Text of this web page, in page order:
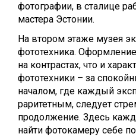
фотографии, в сталице
мастера Эстонии.
На втором этаже музея
фототехника.
на контрастах, что и
фототехники – за
началом, где каждый
раритетным, следует
продолжение. Здесь
найти фотокамеру себе